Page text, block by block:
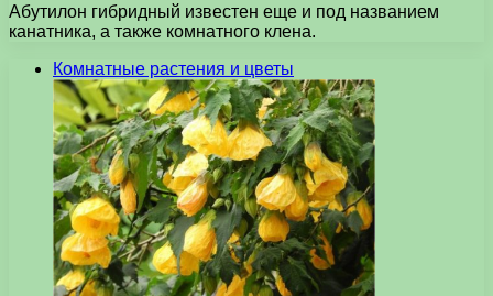
Абутилон гибридный известен еще и под названием
канатника, а также комнатного клена.
Комнатные растения и цветы